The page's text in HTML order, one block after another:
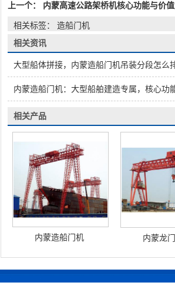
上一个： 内蒙高速公路架桥机核心功能与价
相关标签： 造船门机
相关资讯
大型船体拼接，内蒙造船门机吊装分段怎么
内蒙造船门机：大型船舶建造专属，核心功能与
相关产品
内蒙造船门机 内蒙龙